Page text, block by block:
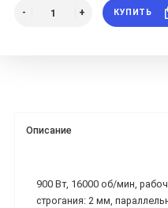
КУПИТЬ
Описание
900 Вт, 16000 об/мин,
строгания: 2 мм,